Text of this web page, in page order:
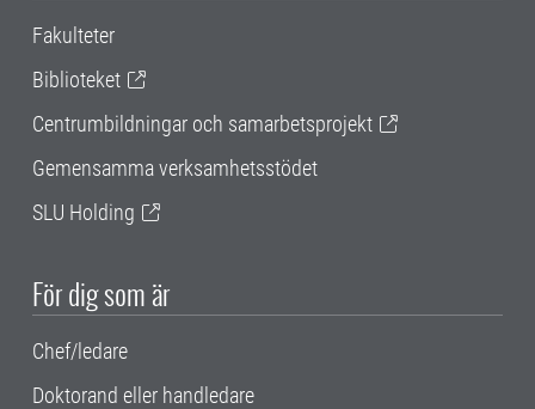
Fakulteter
Biblioteket
Centrumbildningar och samarbetsprojekt
Gemensamma verksamhetsstödet
SLU Holding
För dig som är
Chef/ledare
Doktorand eller handledare